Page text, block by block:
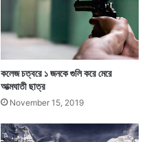
কলেজ চত্বরে ১ জনকে গুলি করে মেরে
আত্মঘাতী ছাত্র
November 15, 2019